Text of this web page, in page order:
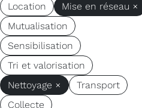
Location
Mise en réseau ×
Mutualisation
Sensibilisation
Tri et valorisation
Nettoyage ×
Transport
Collecte